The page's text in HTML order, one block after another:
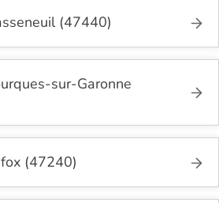
(47440)
sur-Garonne
(47240)